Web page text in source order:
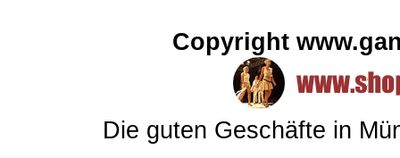
Copyright
Die guten Geschäfte in